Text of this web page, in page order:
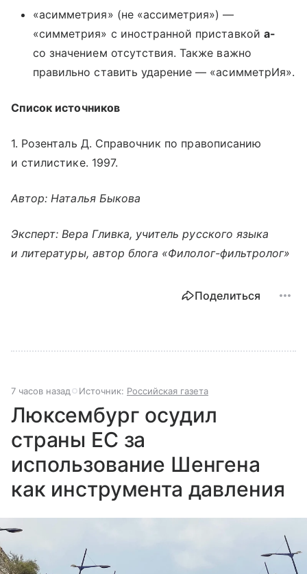
«асимметрия» (не «ассиметрия») —
«симметрия» с иностранной приставкой а-
со значением отсутствия. Также важно
правильно ставить ударение — «асимметрИя».
Список источников
1. Розенталь Д. Справочник по правописанию
и стилистике. 1997.
Автор: Наталья Быкова
Эксперт: Вера Гливка, учитель русского языка
и литературы, автор блога «Филолог-фильтролог»
Поделиться
7 часов назад Источник: Российская газета
Люксембург осудил
страны ЕС за
использование Шенгена
как инструмента давления